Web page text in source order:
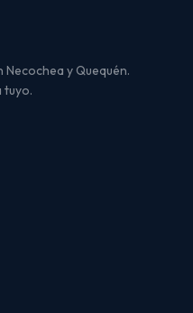
y Quequén.
tuyo.